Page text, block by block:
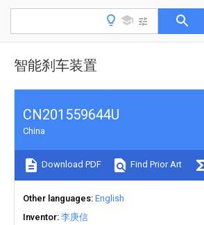
智能刹车装置
CN201559644U
China
Download PDF Find Prior Art
Other languages English
Inventor 李庚信